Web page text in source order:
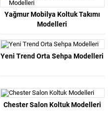
Yağmur Mobilya Koltuk Takımı
Modelleri
Yeni Trend Orta Sehpa Modelleri
Chester Salon Koltuk Modelleri